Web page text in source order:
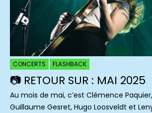
CONCERTS FLASHBACK
📷 RETOUR SUR : MAI 2025
Au mois de mai, c’est Clémence
Guillaume Gesret, Hugo Loosveldt et